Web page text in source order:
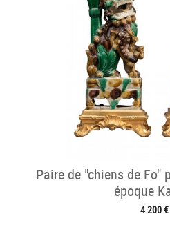
Paire de "chiens de Fo"
époque
4 200 €